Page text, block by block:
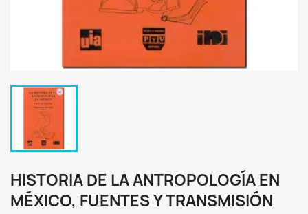
HISTORIA DE LA ANTROPOLOGÍA EN
MÉXICO, FUENTES Y TRANSMISIÓN